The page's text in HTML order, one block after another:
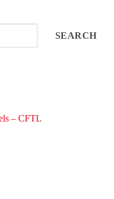
SEARCH
– CFTL